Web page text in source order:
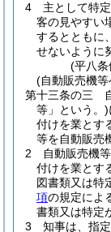
4
主として特
客の見やすい
するとともに
せないように
(平八条
(自動販売機
第十三条の三
等」という。)
付けを業とす
等を自動販売
2
自動販売機
付けを業とす
図書類又は特
項の規定によ
書類又は特定
3
知事は、指